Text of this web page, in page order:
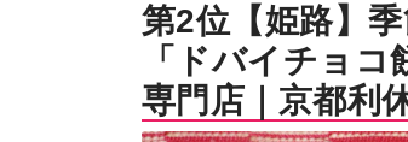
第2位【姫路】
「ドバイチョ
専門店｜京都利